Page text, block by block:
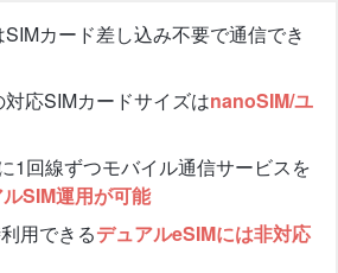
カード差し込み不要で通信でき
応SIMカードサイズはnanoSIM/ユ
1回線ずつモバイル通信サービスを
SIM運用が可能
用できるデュアルeSIMには非対応